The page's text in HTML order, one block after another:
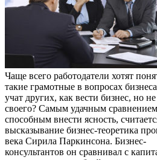
Чаще всего работодатели хотят
такие грамотные в вопросах
учат других, как вести бизнес, но
своего? Самым удачным
способным внести ясность,
высказывание бизнес-теоретика
века Сирила Паркинсона. Бизнес-
консультантов он сравнивал с